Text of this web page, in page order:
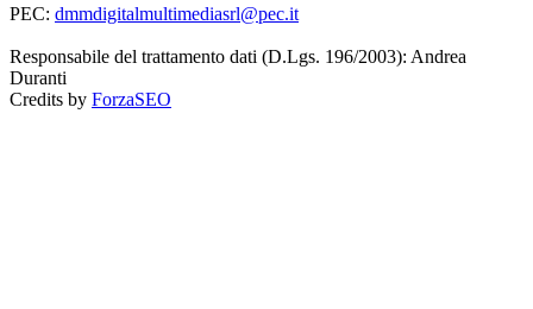
PEC: dmmdigitalmultimediasrl@pec.it
Responsabile del trattamento dati (D.Lgs. 196/2003): Andrea
Duranti
Credits by ForzaSEO